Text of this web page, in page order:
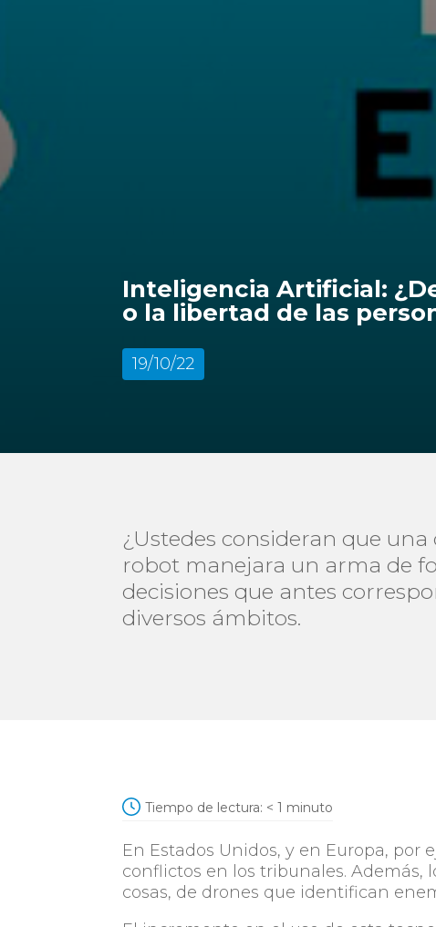
Inteligencia Artificial:
o la libertad de las
19/10/22
¿Ustedes consideran que
robot manejara un arma de
decisiones que antes
diversos ámbitos.
Tiempo de lectura: < 1 minuto
En Estados Unidos, y en Europa,
conflictos en los tribunales. Además,
cosas, de drones que identifican